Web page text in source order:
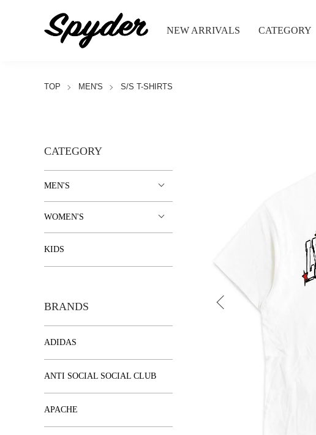
NEW ARRIVALS CATEGORY
TOP MEN'S S/S T-SHIRTS
CATEGORY
MEN'S
WOMEN'S
KIDS
BRANDS
ADIDAS
ANTI SOCIAL SOCIAL CLUB
APACHE